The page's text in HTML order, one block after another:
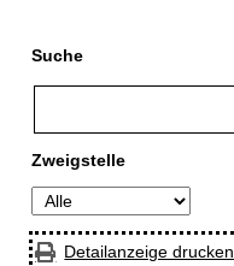
Suche
Zweigstelle
Detailanzeige drucken